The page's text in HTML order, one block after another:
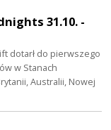
31.10. -
dotarł do pierwszego
w Stanach
Australii, Nowej